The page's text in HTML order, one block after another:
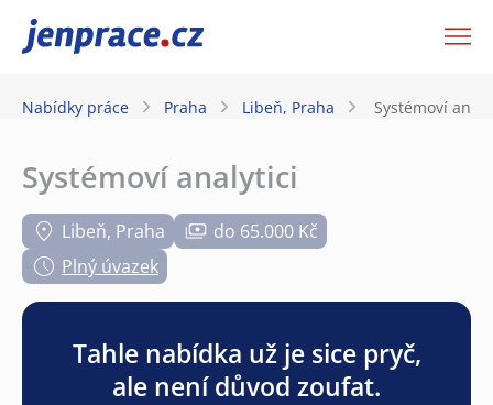
JenPráce.cz
Nabídky práce Praha Libeň, Praha Systémoví
Systémoví analytici
Libeň, Praha
do 65.000 Kč
Plný úvazek
Tahle nabídka už je sice pryč,
ale není důvod zoufat.